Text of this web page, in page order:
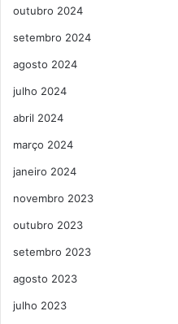
outubro 2024
setembro 2024
agosto 2024
julho 2024
abril 2024
março 2024
janeiro 2024
novembro 2023
outubro 2023
setembro 2023
agosto 2023
julho 2023